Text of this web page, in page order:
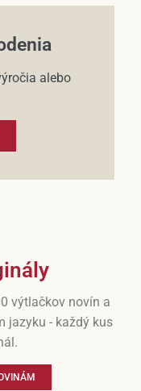
alebo
výtlačkov novín a
jazyku - každý kus